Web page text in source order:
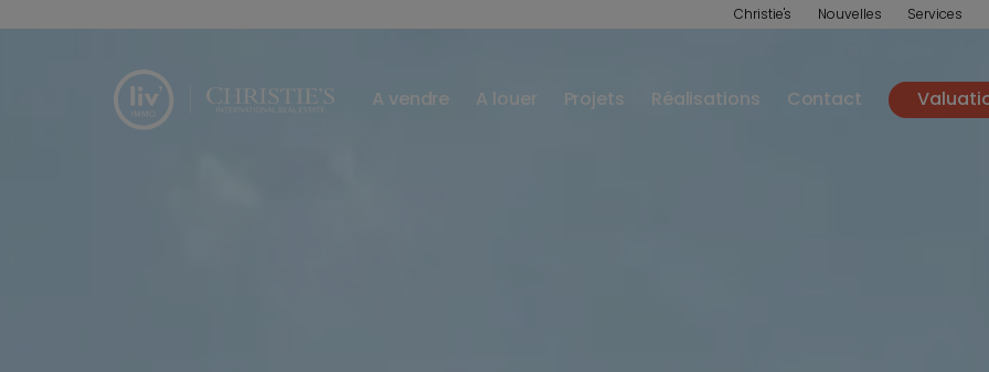
Christie's Nouvelles Services
A vendre A louer Projets Réalisations Contact